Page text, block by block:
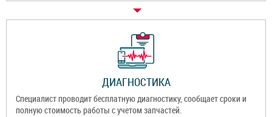
ДИАГНОСТИКА
Специалист проводит бесплатную диагностику, сообщает сроки и
полную стоимость работы с учетом запчастей.